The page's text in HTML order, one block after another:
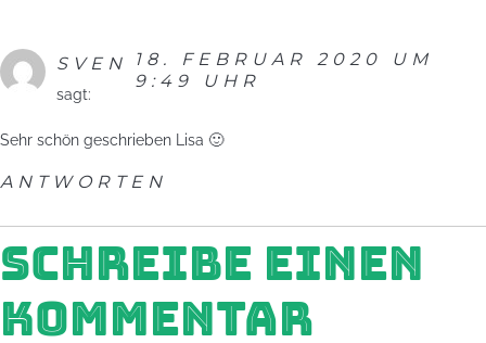
SVEN
sagt:
18. FEBRUAR 2020 UM
9:49 UHR
Sehr schön geschrieben Lisa 🙂
ANTWORTEN
SCHREIBE EINEN
KOMMENTAR